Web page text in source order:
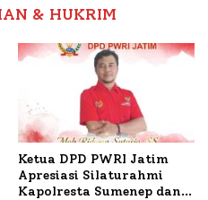
& HUKRIM
Ketua DPD PWRI Jatim
Apresiasi Silaturahmi
Kapolresta Sumenep dan